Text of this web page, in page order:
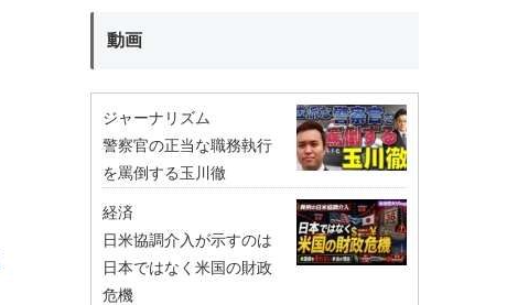
動画
ジャーナリズム
警察官の正当な職務執行
を罵倒する玉川徹
経済
日米協調介入が示すのは
日本ではなく米国の財政
危機